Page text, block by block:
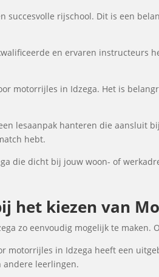
succesvolle rijschool. Dit is een
en ervaren instructeurs
motorrijles in Idzega. Het is
lesaanpak hanteren die aansluit
hebt.
die dicht bij jouw woon- of
het kiezen van
zo eenvoudig mogelijk te
motorrijles in Idzega heeft een
andere leerlingen.